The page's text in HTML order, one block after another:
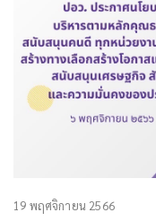
19 พฤศจิกายน 2566